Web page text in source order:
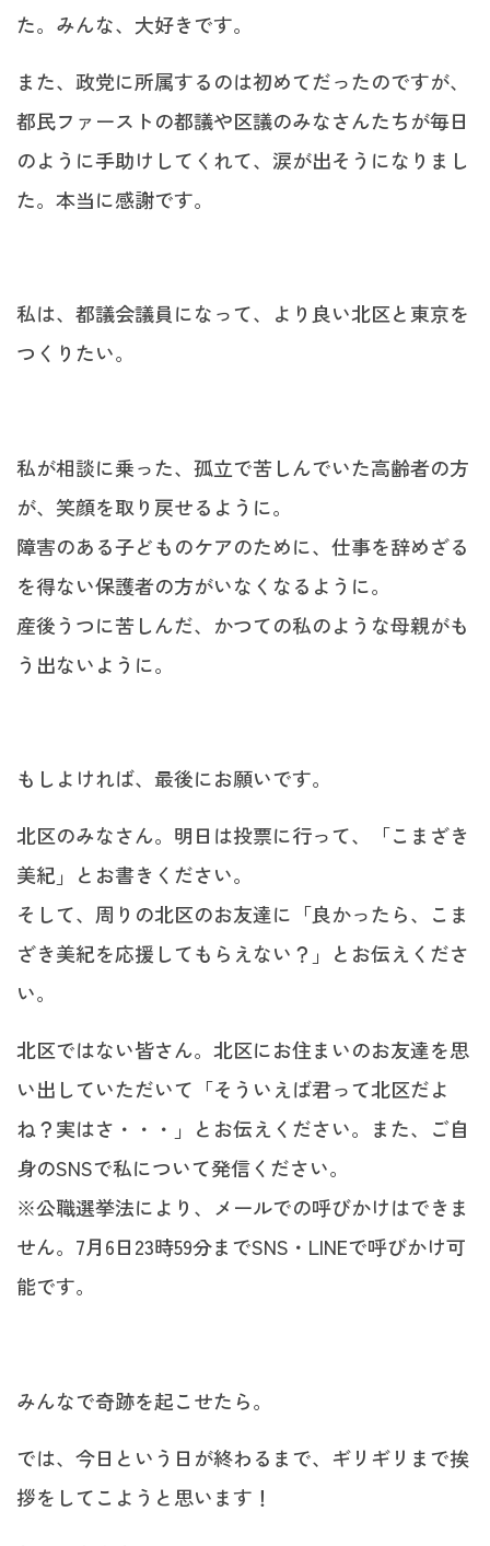
た。みんな、大好きです。
また、政党に所属するのは初めてだったのですが、
都民ファーストの都議や区議のみなさんたちが毎日
のように手助けしてくれて、涙が出そうになりまし
た。本当に感謝です。
私は、都議会議員になって、より良い北区と東京を
つくりたい。
私が相談に乗った、孤立で苦しんでいた高齢者の方
が、笑顔を取り戻せるように。
障害のある子どものケアのために、仕事を辞めざる
を得ない保護者の方がいなくなるように。
産後うつに苦しんだ、かつての私のような母親がも
う出ないように。
もしよければ、最後にお願いです。
北区のみなさん。明日は投票に行って、「こまざき
美紀」とお書きください。
そして、周りの北区のお友達に「良かったら、こま
ざき美紀を応援してもらえない？」とお伝えくださ
い。
北区ではない皆さん。北区にお住まいのお友達を思
い出していただいて「そういえば君って北区だよ
ね？実はさ・・・」とお伝えください。また、ご自
身のSNSで私について発信ください。
※公職選挙法により、メールでの呼びかけはできま
せん。7月6日23時59分までSNS・LINEで呼びかけ可
能です。
みんなで奇跡を起こせたら。
では、今日という日が終わるまで、ギリギリまで挨
拶をしてこようと思います！